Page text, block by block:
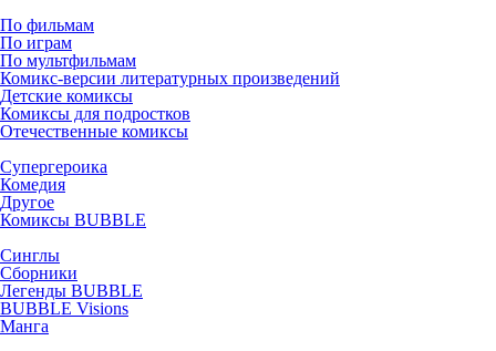
По фильмам
По играм
По мультфильмам
Комикс-версии литературных произведений
Детские комиксы
Комиксы для подростков
Отечественные комиксы
Супергероика
Комедия
Другое
Комиксы BUBBLE
Синглы
Сборники
Легенды BUBBLE
BUBBLE Visions
Манга